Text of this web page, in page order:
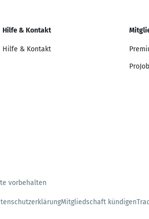
Hilfe & Kontakt
Hilfe & Kontakt
vorbehalten
Mitgliedschaft kündigen